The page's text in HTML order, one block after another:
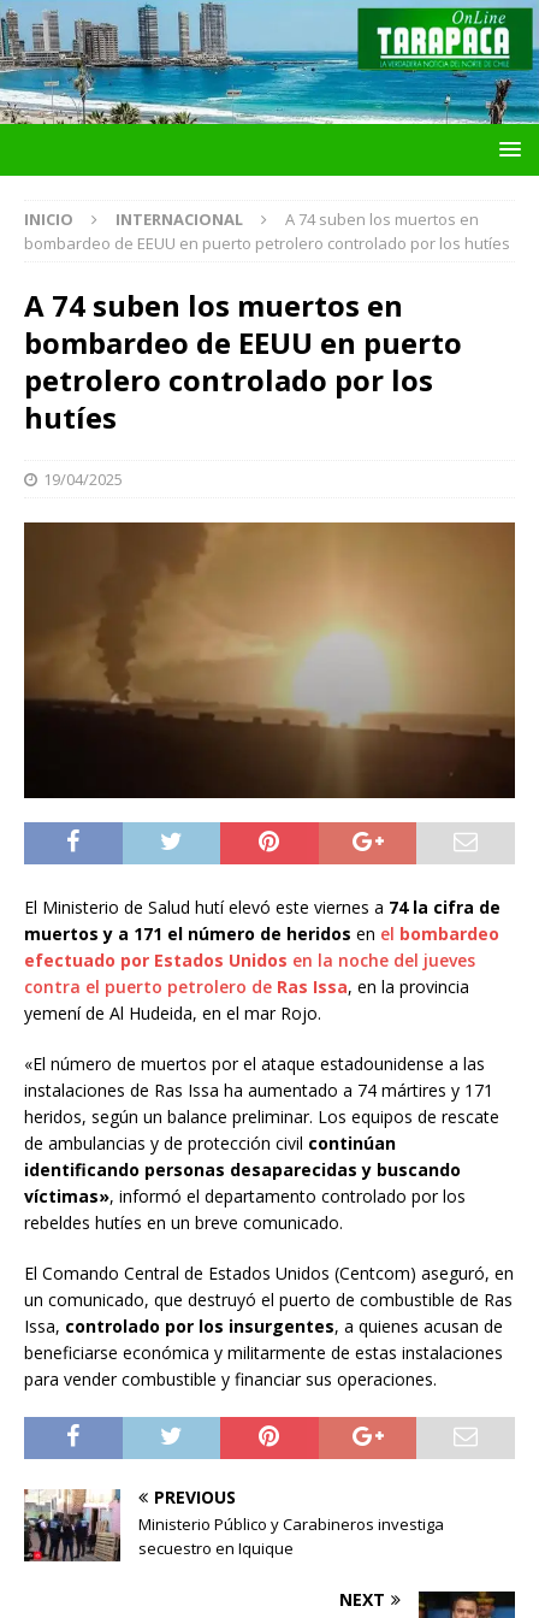
INICIO INTERNACIONAL
A 74 suben los muertos en
bombardeo de EEUU en puerto petrolero controlado por los hutíes
A 74 suben los muertos en
bombardeo de EEUU en puerto
petrolero controlado por los
hutíes
19/04/2025
El Ministerio de Salud hutí elevó este viernes a 74 la cifra de
muertos y a 171 el número de heridos en el bombardeo
efectuado por Estados Unidos en la noche del jueves
contra el puerto petrolero de Ras Issa, en la provincia
yemení de Al Hudeida, en el mar Rojo.
«El número de muertos por el ataque estadounidense a las
instalaciones de Ras Issa ha aumentado a 74 mártires y 171
heridos, según un balance preliminar. Los equipos de rescate
de ambulancias y de protección civil continúan
identificando personas desaparecidas y buscando
víctimas», informó el departamento controlado por los
rebeldes hutíes en un breve comunicado.
El Comando Central de Estados Unidos (Centcom) aseguró, en
un comunicado, que destruyó el puerto de combustible de Ras
Issa, controlado por los insurgentes, a quienes acusan de
beneficiarse económica y militarmente de estas instalaciones
para vender combustible y financiar sus operaciones.
PREVIOUS
Ministerio Público y Carabineros investiga
secuestro en Iquique
NEXT